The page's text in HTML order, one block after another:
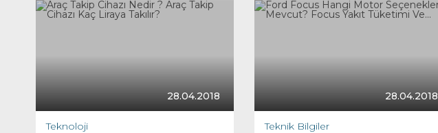
28.04.2018
Teknoloji
28.04.2018
Teknik Bilgiler